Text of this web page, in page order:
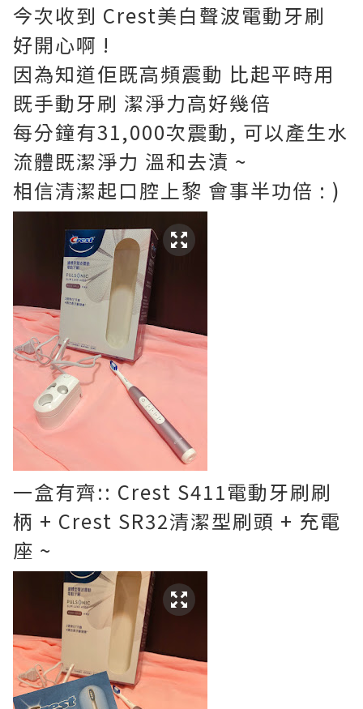
今次收到 Crest美白聲波電動牙刷
好開心啊 !
因為知道佢既高頻震動 比起平時用
既手動牙刷 潔淨力高好幾倍
每分鐘有31,000次震動, 可以產生水
流體既潔淨力 溫和去漬 ~
相信清潔起口腔上黎 會事半功倍 : )
一盒有齊:: Crest S411電動牙刷刷
柄 + Crest SR32清潔型刷頭 + 充電
座 ~